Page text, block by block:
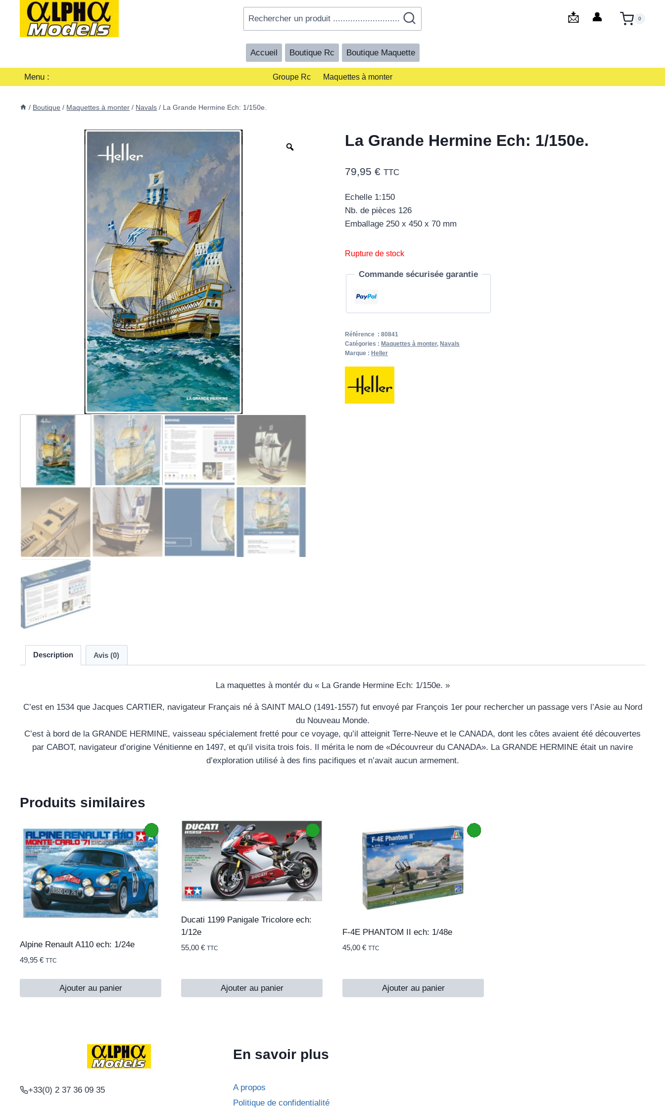
contenu
Rechercher un produit ........................... 0
Accueil Boutique Rc Boutique Maquette
Menu : Groupe Rc Maquettes à monter
/ Boutique / Maquettes à monter / Navals / La Grande Hermine Ech: 1/150e.
La Grande Hermine Ech: 1/150e.
79,95€ TTC
Echelle 1:150
Nb. de pièces 126
Emballage 250 x 450 x 70 mm
Rupture de stock
Commande sécurisée garantie
Référence :80841
Catégories :Maquettes à monter,Navals
Marque :Heller
Description Avis (0)
La maquettes à montér du « La Grande Hermine Ech: 1/150e. »
C’est en 1534 que Jacques CARTIER, navigateur Français né à SAINT MALO (1491-1557) fut envoyé par François 1er pour rechercher un passage vers l’Asie au Nord
du Nouveau Monde.
C’est à bord de la GRANDE HERMINE, vaisseau spécialement fretté pour ce voyage, qu’il atteignit Terre-Neuve et le CANADA, dont les côtes avaient été découvertes
par CABOT, navigateur d’origine Vénitienne en 1497, et qu’il visita trois fois. Il mérita le nom de «Découvreur du CANADA». La GRANDE HERMINE était un navire
d’exploration utilisé à des fins pacifiques et n’avait aucun armement.
Produits similaires
Alpine Renault A110 ech: 1/24e
49,95 € TTC
Ajouter au panier
Ducati 1199 Panigale Tricolore ech:
1/12e
55,00 € TTC
Ajouter au panier
F-4E PHANTOM II ech: 1/48e
45,00 € TTC
Ajouter au panier
+33(0) 2 37 36 09 35
En savoir plus
A propos
Politique de confidentialité